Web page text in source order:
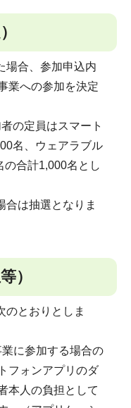
場合、参加申込内
業への参加を決定
の定員はスマート
名、ウェアラブル
合計1,000名とし
合は抽選となりま
）
のとおりとしま
に参加する場合の
フォンアプリのダ
本人の負担として